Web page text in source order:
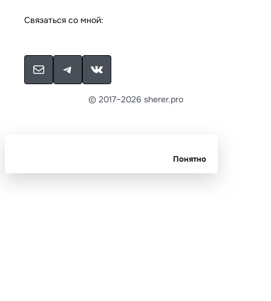
Связаться со мной:
Написать emailСсылка на Telegram-каналСсылка на аккаунт ВКонтакте
© 2017–2026 sherer.pro
Понятно